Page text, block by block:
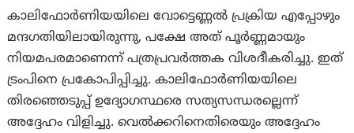
കാലിഫോർണിയയിലെ വോട്ടെണ്ണൽ പ്രക്രിയ എപ്പോഴും
മന്ദഗതിയിലായിരുന്നു, പക്ഷേ അത് പൂർണ്ണമായും
നിയമപരമാണെന്ന് പത്രപ്രവർത്തക വിശദീകരിച്ചു. ഇത്
ട്രംപിനെ പ്രകോപിപ്പിച്ചു. കാലിഫോർണിയയിലെ
തിരഞ്ഞെടുപ്പ് ഉദ്യോഗസ്ഥരെ സത്യസന്ധരല്ലെന്ന്
അദ്ദേഹം വിളിച്ചു. വെൽക്കറിനെതിരെയും അദ്ദേഹം